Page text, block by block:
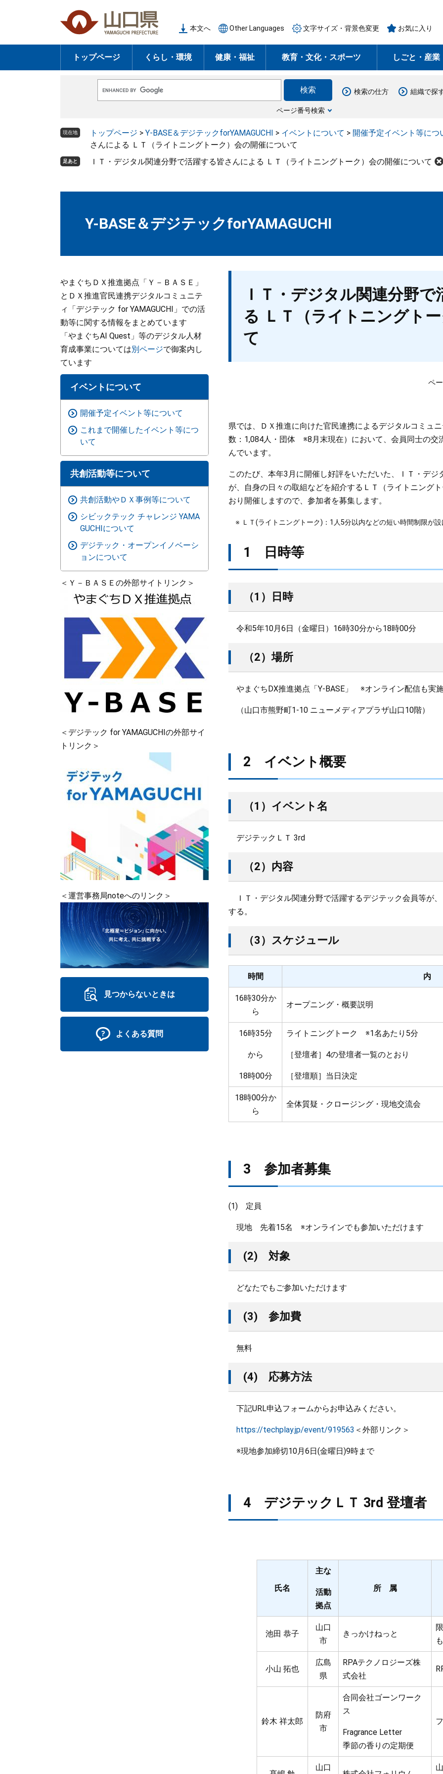
の
頭
ー
飛
本文へ Other Languages 文字サイズ・背景色変更 お気に入り
トップページ くらし・環境 健康・福祉 教育・文化・スポーツ しごと・産業
o
e
カ
ス
タ
ム
ページ番号検索
検索の仕方 組織で探
現在地 トップページ > Y-BASE＆デジテックforYAMAGUCHI > イベントについて > 開催予定イベント等につ
さんによる ＬＴ（ライトニングトーク）会の開催について
足あと ＩＴ・デジタル関連分野で活躍する皆さんによる ＬＴ（ライトニングトーク）会の開催について
Y-BASE＆デジテックforYAMAGUCHI
ＩＴ・デジタル関連分野
る ＬＴ（ライトニングト
て
ペ
県では、ＤＸ推進に向けた官民連携によるデジタルコミュ
数：1,084人・団体 ※8月末現在）において、会員同士の交
んでいます。
このたび、本年3月に開催し好評をいただいた、ＩＴ・デ
が、自身の日々の取組などを紹介するＬＴ（ライトニング
おり開催しますので、参加者を募集します。
※ ＬＴ(ライトニングトーク)：1人5分以内などの短い時間制限が
1 日時等
（1）日時
令和5年10月6日（金曜日）16時30分から18時00分​
（2）場所
やまぐちDX推進拠点「Y-BASE」 ※オンライン配信も実
（山口市熊野町1-10 ニューメディアプラザ山口10階）
2 イベント概要
（1）イベント名
デジテックＬＴ 3rd
（2）内容
ＩＴ・デジタル関連分野で活躍するデジテック会員等が
する。
（3）スケジュール
時間 内
16時30分か
ら
オープニング・概要説明
16時35分
から
18時00分
ライトニングトーク ※1名あたり5分
［登壇者］4の登壇者一覧のとおり
［登壇順］当日決定
18時00分か
ら
全体質疑・クロージング・現地交流会
3 参加者募集
(1) 定員
現地 先着15名 ※オンラインでも参加いただけます
(2) 対象
どなたでもご参加いただけます
(3) 参加費
無料
(4) 応募方法
下記URL申込フォームからお申込みください。
https://techplay.jp/event/919563 ＜外部リンク＞
※現地参加締切10月6日(金曜日)9時まで
​​4 デジテックＬＴ 3rd 登壇者
氏名
主な
活動
拠点
所 属
池田 恭子
山口
市
きっかけねっと
小山 拓也
広島
県
RPAテクノロジーズ株
式会社
鈴木 祥太郎
防府
市
合同会社ゴーンワーク
ス
Fragrance Letter
季節の香りの定期便
山口
やまぐちＤＸ推進拠点「Ｙ－ＢＡＳＥ」
とＤＸ推進官民連携デジタルコミュニテ
ィ「デジテック for YAMAGUCHI」での活
動等に関する情報をまとめています
「やまぐちAI Quest」等のデジタル人材
育成事業については別ページで御案内し
ています
イベントについて
開催予定イベント等について
これまで開催したイベント等につ
いて
共創活動等について
共創活動やＤＸ事例等について
シビックテック チャレンジ YAMA
GUCHIについて
デジテック・オープンイノベーシ
ョンについて
＜Ｙ－ＢＡＳＥの外部サイトリンク＞
＜デジテック for YAMAGUCHIの外部サイ
トリンク＞
＜運営事務局noteへのリンク＞
見つからないときは
よくある質問